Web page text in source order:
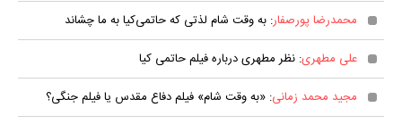
محمدرضا پورصفار: به وقت شام لذتی که حاتمی‌کیا به ما چشاند
علی مطهری: نظر مطهری درباره فیلم حاتمی کیا
مجید محمد زمانی: «به وقت شام» فیلم دفاع مقدس یا فیلم جنگی؟